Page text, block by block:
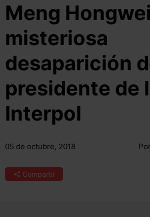
Meng
misteriosa
desaparición
presidente de
Interpol
05 de octubre, 2018
Compartir